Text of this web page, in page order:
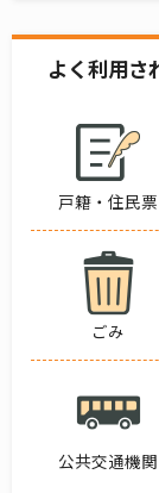
よく利用さ
戸籍・住民票
ごみ
公共交通機関